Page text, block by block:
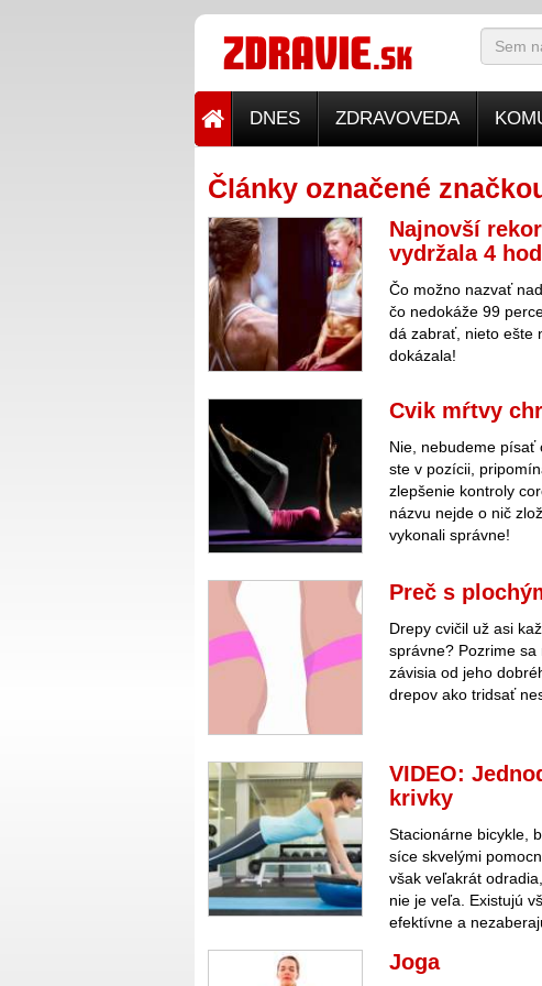
DNES ZDRAVOVEDA
Články označené
Najnovší
vydržala 4
Čo možno nazvať
čo nedokáže 99
dá zabrať, nieto ešte
dokázala!
Cvik mŕtvy
Nie, nebudeme písať
ste v pozícii,
zlepšenie kontroly
názvu nejde o nič
vykonali správne!
Preč s
Drepy cvičil už asi
správne? Pozrime
závisia od jeho
drepov ako tridsať
VIDEO:
krivky
Stacionárne bicykle,
síce skvelými
však veľakrát
nie je veľa. Existujú
efektívne a
Joga